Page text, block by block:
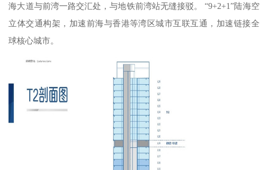
海大道与前湾一路交汇处，与地铁前湾站无缝接驳。 “9+2+1”陆海空
立体交通构架，加速前海与香港等湾区城市互联互通，加速链接全
球核心城市。